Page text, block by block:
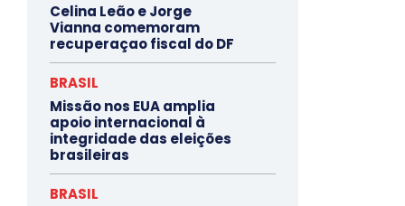
Celina Leão e Jorge
Vianna comemoram
recuperaçao fiscal do DF
BRASIL
Missão nos EUA amplia
apoio internacional à
integridade das eleições
brasileiras
BRASIL